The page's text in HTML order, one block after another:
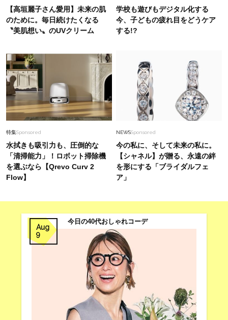
【高垣麗子さん愛用】未来の肌
のために。毎日続けたくなる
〝美肌想い〟のUVクリーム
学校も遊びもデジタル化する
今、子どもの疲れ目をどうケア
する!?
特集Sponsored
水拭きも吸引力も、圧倒的な
「清掃能力」！ロボット掃除機
を選ぶなら【Qrevo Curv 2
Flow】
NEWSSponsored
今の私に、そして未来の私に。
【シャネル】が贈る、永遠の絆
を形にする「ブライダルフェ
ア」
Aug
9
今日の40代おしゃれコーデ